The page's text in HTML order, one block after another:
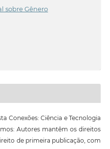
sobre Gênero
Conexões: Ciência e Tecnologia
Autores mantêm os direitos
de primeira publicação, com